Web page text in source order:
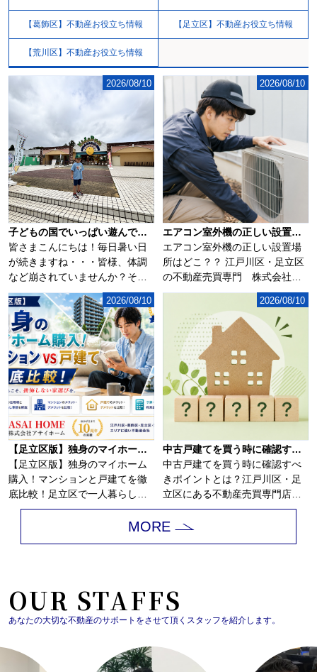
【葛飾区】不動産お役立ち情報 【足立区】不動産お役立ち情報
【荒川区】不動産お役立ち情報
子どもの国でいっぱい遊んできました(^▽^)/
皆さまこんにちは！毎日暑い日
が続きますね・・・皆様、体調
など崩されていませんか？そん
な暑い日が続く中...
2026/08/10
エアコン室外機の正しい設置場所はどこ？？
エアコン室外機の正しい設置場
所はどこ？？ 江戸川区・足立区
の不動産売買専門 株式会社ア
サイ...
2026/08/10
【足立区版】独身のマイホーム購入！マンションと戸建てを徹底比較！
【足立区版】独身のマイホーム
購入！マンションと戸建てを徹
底比較！足立区で一人暮らしを
していると、賃貸...
2026/08/10
中古戸建てを買う時に確認すべきポイントとは？
中古戸建てを買う時に確認すべ
きポイントとは？江戸川区・足
立区にある不動産売買専門店
「株式会社アサイホ...
2026/08/10
MORE
OUR STAFFS
あなたの大切な不動産のサポートをさせて頂くスタッフを紹介します。